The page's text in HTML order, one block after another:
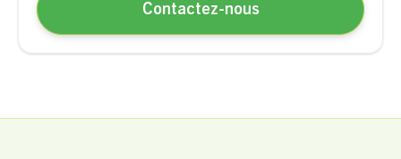
Contactez-nous